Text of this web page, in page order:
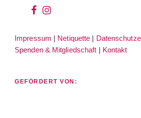
wir
facebook
wir
instagram
Impressum | Netiquette |
Spenden & Mitgliedschaft | Kontakt
GEFÖRDERT VON: